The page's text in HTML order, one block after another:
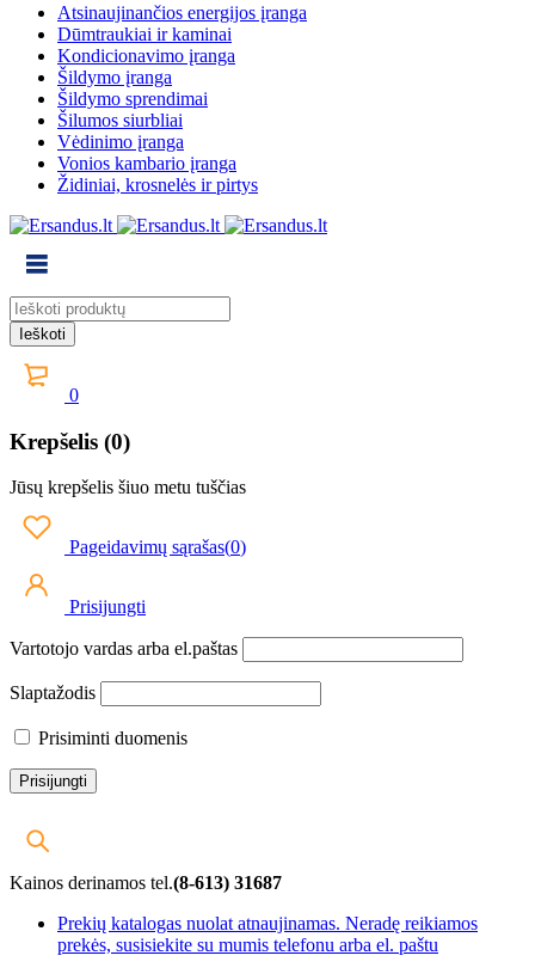
Atsinaujinančios energijos įranga
Dūmtraukiai ir kaminai
Kondicionavimo įranga
Šildymo įranga
Šildymo sprendimai
Šilumos siurbliai
Vėdinimo įranga
Vonios kambario įranga
Židiniai, krosnelės ir pirtys
0
Krepšelis (0)
Jūsų krepšelis šiuo metu tuščias
Pageidavimų sąrašas(0)
Prisijungti
Vartotojo vardas arba el.paštas
Slaptažodis
Prisiminti duomenis
Kainos derinamos tel.(8-613) 31687
Prekių katalogas nuolat atnaujinamas. Neradę reikiamos
prekės, susisiekite su mumis telefonu arba el. paštu